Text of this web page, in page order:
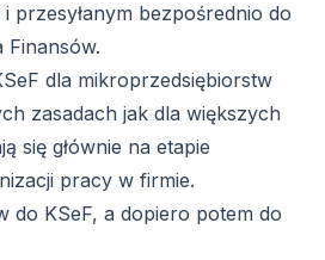
przesyłanym bezpośrednio do
Finansów.
dla mikroprzedsiębiorstw
zasadach jak dla większych
się głównie na etapie
pracy w firmie.
do KSeF, a dopiero potem do